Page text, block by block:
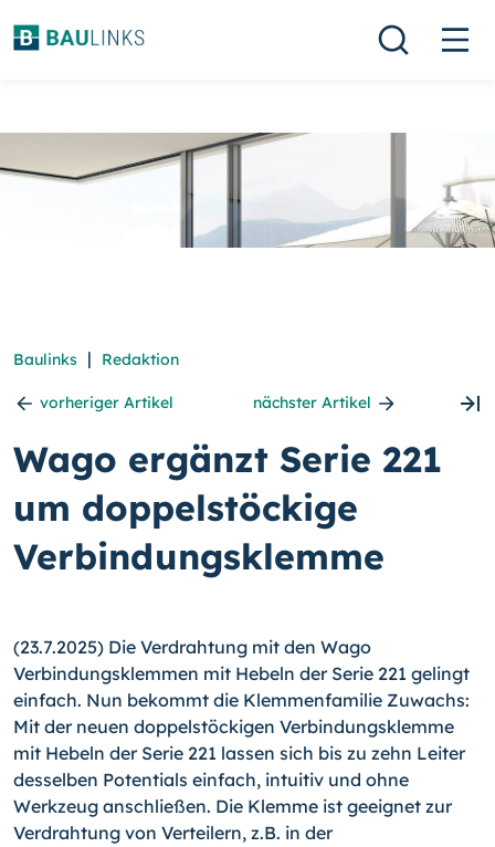
Baulinks | Redaktion
vorheriger Artikel nächster Artikel
Wago ergänzt Serie 221
um doppelstöckige
Verbindungsklemme
(23.7.2025) Die Verdrahtung mit den Wago
Verbindungsklemmen mit Hebeln der Serie 221 gelingt
einfach. Nun bekommt die Klemmenfamilie Zuwachs:
Mit der neuen doppelstöckigen Verbindungsklemme
mit Hebeln der Serie 221 lassen sich bis zu zehn Leiter
desselben Potentials einfach, intuitiv und ohne
Werkzeug anschließen. Die Klemme ist geeignet zur
Verdrahtung von Verteilern, z.B. in der